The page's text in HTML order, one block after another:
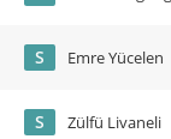
S Emre Yücelen
S Zülfü Livaneli